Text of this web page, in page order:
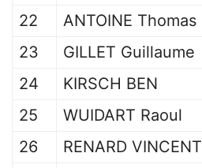
22
ANTOINE Thomas
23
GILLET Guillaume
24
KIRSCH BEN
25
WUIDART Raoul
26
RENARD VINCENT